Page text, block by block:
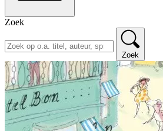
Zoek
Zoek